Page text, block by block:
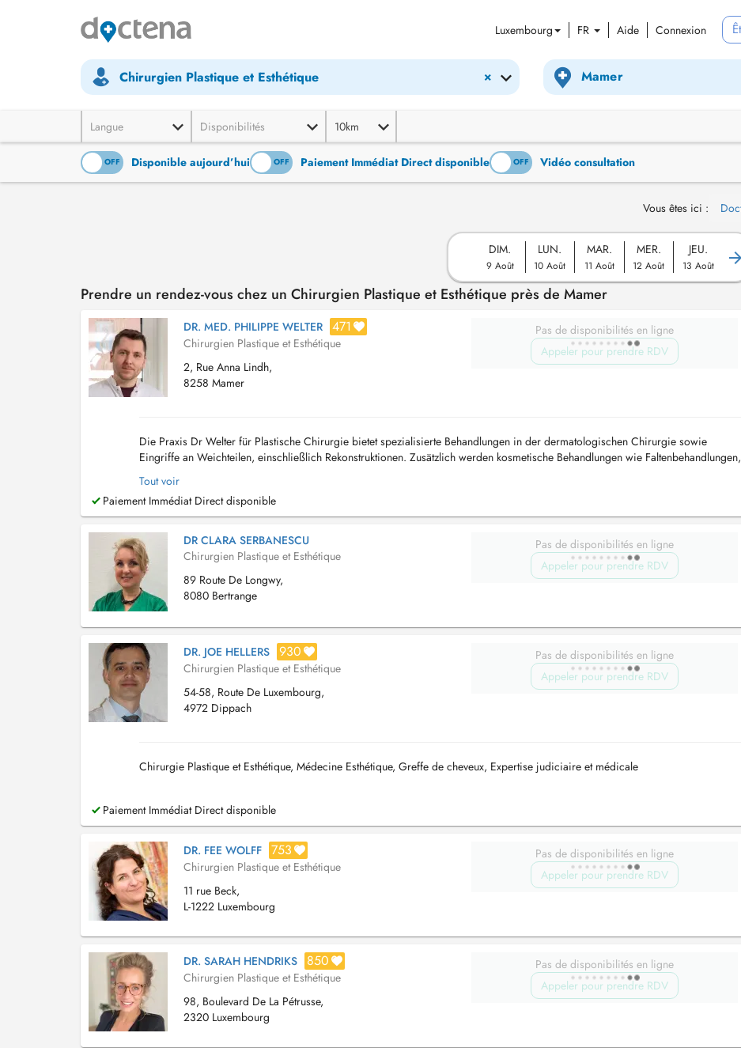
Luxembourg FR Aide Connexion
×
Chirurgien Plastique et Esthétique
Langue Disponibilités 10km
OFF Disponible aujourd’hui
ON OFF Paiement Immédiat Direct disponible
ON OFF Vidéo consultation
Vous êtes ici :
DIM.
9 Août
LUN.
10 Août
MAR.
11 Août
MER.
12 Août
JEU.
13 Août
Prendre un rendez-vous chez un Chirurgien Plastique et Esthétique près de Mamer
DR. MED. PHILIPPE WELTER 471
Chirurgien Plastique et Esthétique
2, Rue Anna Lindh,
8258 Mamer
Pas de disponibilités en ligne
Appeler pour prendre RDV
Die Praxis Dr Welter für Plastische Chirurgie bietet spezialisierte Behandlungen in der dermatologischen Chirurgie sowie
Eingriffe an Weichteilen, einschließlich Rekonstruktionen. Zusätzlich werden kosmetische Behandlungen wie Faltenbehandlungen,
Narbenbehandlungen und andere Verfahren angeboten. ...
Tout voir
Paiement Immédiat Direct disponible
DR CLARA SERBANESCU
Chirurgien Plastique et Esthétique
89 Route De Longwy,
8080 Bertrange
Pas de disponibilités en ligne
Appeler pour prendre RDV
DR. JOE HELLERS 930
Chirurgien Plastique et Esthétique
54-58, Route De Luxembourg,
4972 Dippach
Pas de disponibilités en ligne
Appeler pour prendre RDV
Chirurgie Plastique et Esthétique, Médecine Esthétique, Greffe de cheveux, Expertise judiciaire et médicale
Paiement Immédiat Direct disponible
DR. FEE WOLFF 753
Chirurgien Plastique et Esthétique
11 rue Beck,
L-1222 Luxembourg
Pas de disponibilités en ligne
Appeler pour prendre RDV
DR. SARAH HENDRIKS 850
Chirurgien Plastique et Esthétique
98, Boulevard De La Pétrusse,
2320 Luxembourg
Pas de disponibilités en ligne
Appeler pour prendre RDV